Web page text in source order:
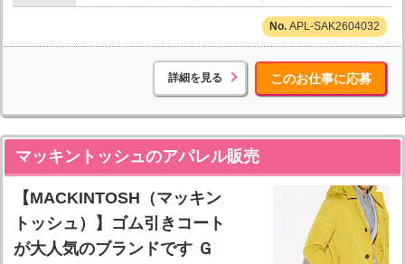
APL-SAK2604032
詳細を見る このお仕事に応募
マッキントッシュのアパレル販売
【MACKINTOSH（マッキン
トッシュ）】ゴム引きコート
が大人気のブランドです Ｇ